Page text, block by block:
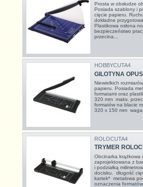
Prosta w obsłudze
Posiada szablony i
cięcie papieru.
dokładne
Plastikowa osłona
bezpieczeństwo
przecina...
HOBBYCUTA4
GILOTYNA
Niewielkich
papieru. Posiada
formatami oraz
320 mm maks.
formatów na blacie
320 x 150 mm
ROLOCUTA4
TRYMER
Obcinarka krążkowa
zaprojektowana z
i podziałką
docisku. długość
kartek* metalowa
oznaczenia